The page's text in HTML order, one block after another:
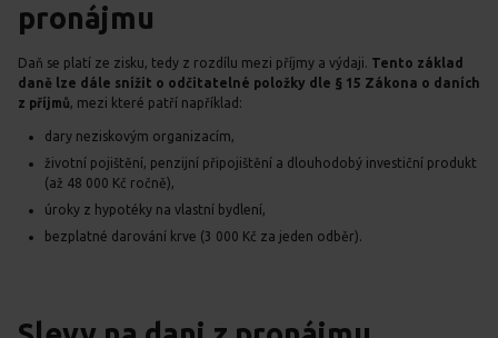
pronájmu
Daň se platí ze zisku, tedy z rozdílu mezi příjmy a výdaji. Tento základ
daně lze dále snížit o odčitatelné položky dle § 15 Zákona o daních
z příjmů, mezi které patří například:
dary neziskovým organizacím,
životní pojištění, penzijní připojištění a dlouhodobý investiční produkt
(až 48 000 Kč ročně),
úroky z hypotéky na vlastní bydlení,
bezplatné darování krve (3 000 Kč za jeden odběr).